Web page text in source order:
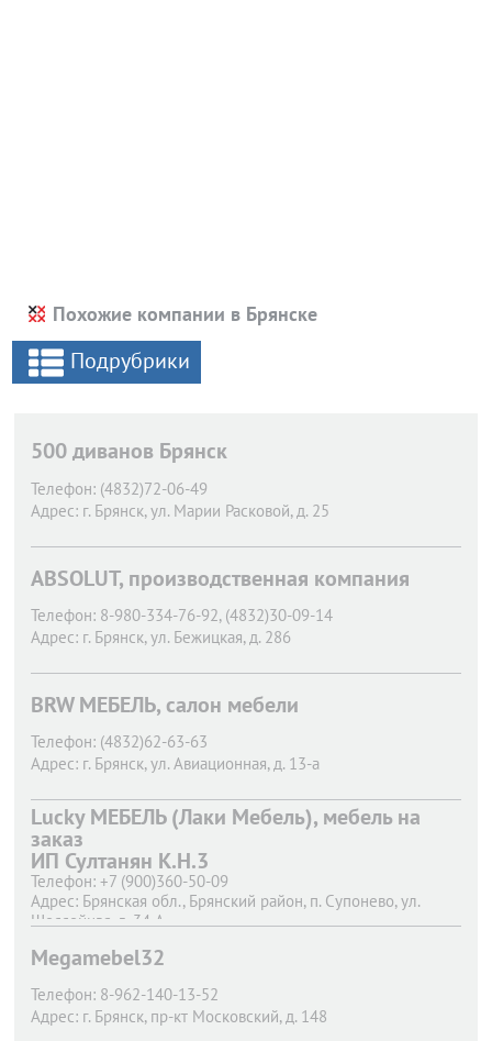
Похожие компании в Брянске
Подрубрики
500 диванов Брянск
Телефон: (4832)72-06-49
Адрес: г. Брянск, ул. Марии Расковой, д. 25
ABSOLUT, производственная компания
Телефон: 8-980-334-76-92, (4832)30-09-14
Адрес: г. Брянск, ул. Бежицкая, д. 286
BRW МЕБЕЛЬ, салон мебели
Телефон: (4832)62-63-63
Адрес: г. Брянск, ул. Авиационная, д. 13-а
Lucky МЕБЕЛЬ (Лаки Мебель), мебель на
заказ
ИП Султанян К.Н.3
Телефон: +7 (900)360-50-09
Адрес: Брянская обл., Брянский район, п. Супонево, ул.
Шоссейная, д. 34 А
Megamebel32
Телефон: 8-962-140-13-52
Адрес: г. Брянск, пр-кт Московский, д. 148